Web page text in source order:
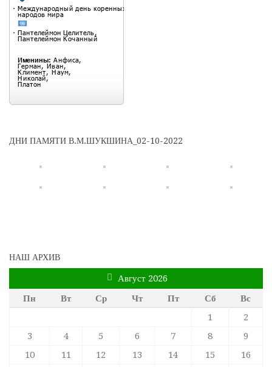
ДНИ ПАМЯТИ В.М.ШУКШИНА_02-10-2022
НАШ АРХИВ
Август 2026
Пн
Вт Ср Чт Пт Сб
Вс
1
2
3
4 5 6 7 8
9
10
11 12 13 14 15
16